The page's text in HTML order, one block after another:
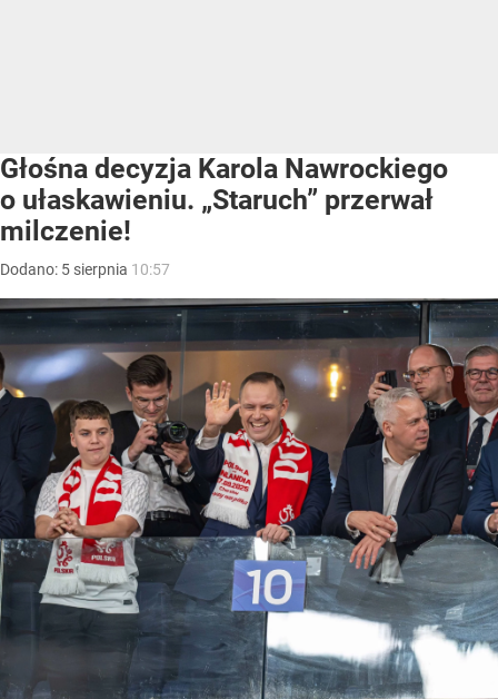
Głośna decyzja Karola Nawrockiego
o ułaskawieniu. „Staruch” przerwał
milczenie!
Dodano: 5 sierpnia 10:57